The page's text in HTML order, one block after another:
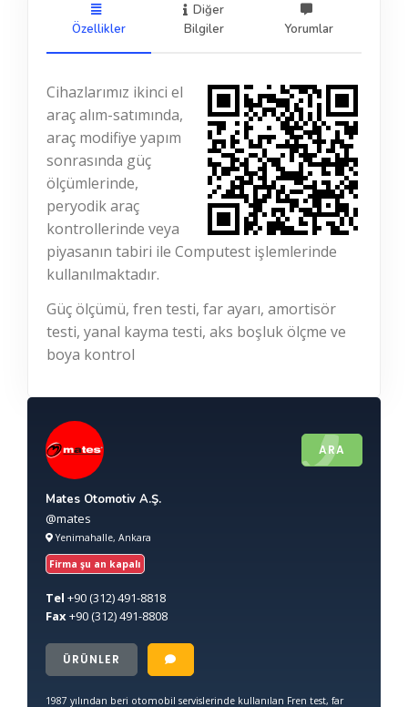
Özellikler
Diğer
Bilgiler
Yorumlar
Cihazlarımız ikinci el
araç alım-satımında,
araç modifiye yapım
sonrasında güç
ölçümlerinde,
peryodik araç
kontrollerinde veya
piyasanın tabiri ile Computest işlemlerinde
kullanılmaktadır.
Güç ölçümü, fren testi, far ayarı, amortisör
testi, yanal kayma testi, aks boşluk ölçme ve
boya kontrol
ARA
Mates Otomotiv A.Ş.
@mates
Yenimahalle, Ankara
Firma şu an kapalı
Tel +90(312) 491-8818
Fax+90(312) 491-8808
ÜRÜNLER
1987 yılından beri otomobil servislerinde kullanılan Fren test, far